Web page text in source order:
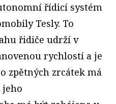
řídicí systém
Tesly. To
řidiče udrží v
rychlostí a je
zpětných zrcátek má
jeho